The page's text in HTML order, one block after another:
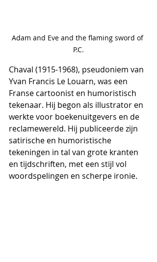
Adam and Eve and the flaming sword of
P.C.
Chaval (1915-1968), pseudoniem van
Yvan Francis Le Louarn, was een
Franse cartoonist en humoristisch
tekenaar. Hij begon als illustrator en
werkte voor boekenuitgevers en de
reclamewereld. Hij publiceerde zijn
satirische en humoristische
tekeningen in tal van grote kranten
en tijdschriften, met een stijl vol
woordspelingen en scherpe ironie.